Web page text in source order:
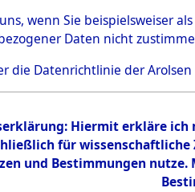
wenn Sie beispielsweiser
Daten nicht
die Datenrichtlinie der Arolsen
Hiermit erkläre ich
für
und Bestimmungen